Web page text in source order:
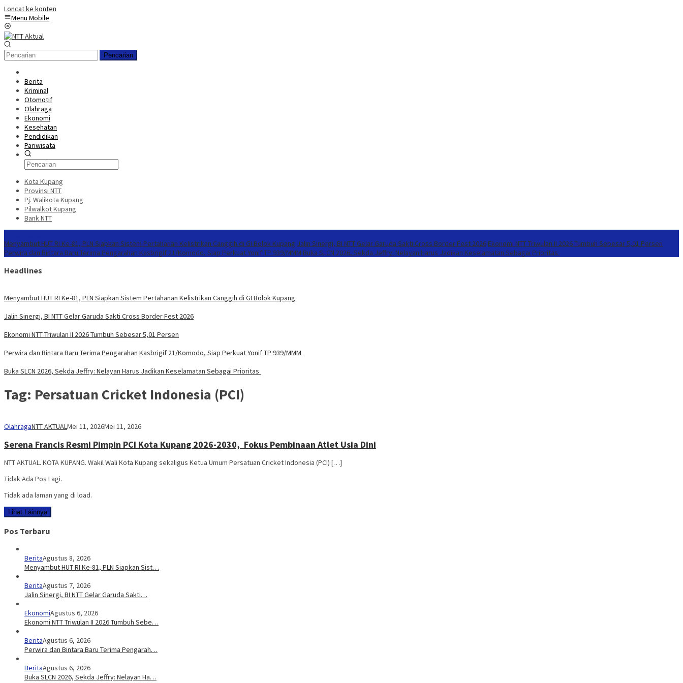
Loncat ke konten
Menu Mobile
Pencarian
Berita
Kriminal
Otomotif
Olahraga
Ekonomi
Kesehatan
Pendidikan
Pariwisata
Kota Kupang
Provinsi NTT
Pj. Walikota Kupang
Pilwalkot Kupang
Bank NTT
Menyambut HUT RI Ke-81, PLN Siapkan Sistem Pertahanan Kelistrikan Canggih di GI Bolok Kupang Jalin Sinergi, BI NTT Gelar Garuda Sakti Cross Border Fest 2026 Ekonomi NTT Triwulan II 2026 Tumbuh Sebesar 5,01 Persen
Perwira dan Bintara Baru Terima Pengarahan Kasbrigif 21/Komodo, Siap Perkuat Yonif TP 939/MMM Buka SLCN 2026, Sekda Jeffry: Nelayan Harus Jadikan Keselamatan Sebagai Prioritas
Headlines
Menyambut HUT RI Ke-81, PLN Siapkan Sistem Pertahanan Kelistrikan Canggih di GI Bolok Kupang
Jalin Sinergi, BI NTT Gelar Garuda Sakti Cross Border Fest 2026
Ekonomi NTT Triwulan II 2026 Tumbuh Sebesar 5,01 Persen
Perwira dan Bintara Baru Terima Pengarahan Kasbrigif 21/Komodo, Siap Perkuat Yonif TP 939/MMM
Buka SLCN 2026, Sekda Jeffry: Nelayan Harus Jadikan Keselamatan Sebagai Prioritas
Tag: Persatuan Cricket Indonesia (PCI)
OlahragaNTT AKTUALMei 11, 2026Mei 11, 2026
Serena Francis Resmi Pimpin PCI Kota Kupang 2026-2030, Fokus Pembinaan Atlet Usia Dini
NTT AKTUAL. KOTA KUPANG. Wakil Wali Kota Kupang sekaligus Ketua Umum Persatuan Cricket Indonesia (PCI) […]
Tidak Ada Pos Lagi.
Tidak ada laman yang di load.
Lihat Lainnya
Pos Terbaru
BeritaAgustus 8, 2026
Menyambut HUT RI Ke-81, PLN Siapkan Sist…
BeritaAgustus 7, 2026
Jalin Sinergi, BI NTT Gelar Garuda Sakti…
EkonomiAgustus 6, 2026
Ekonomi NTT Triwulan II 2026 Tumbuh Sebe…
BeritaAgustus 6, 2026
Perwira dan Bintara Baru Terima Pengarah…
BeritaAgustus 6, 2026
Buka SLCN 2026, Sekda Jeffry: Nelayan Ha…